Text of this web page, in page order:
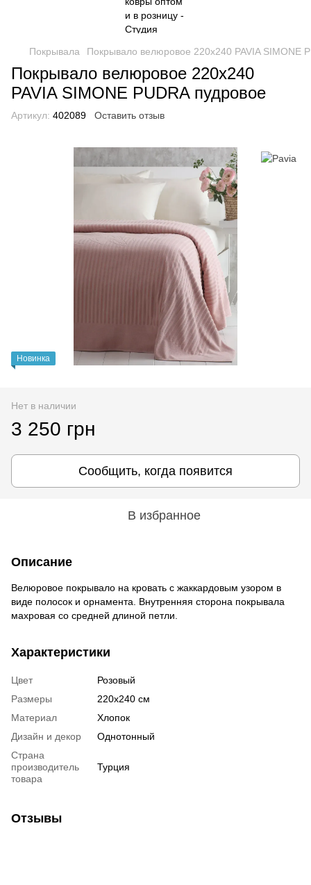
Покрывала Покрывало велюровое 220x240 PAVIA SIMONE
Покрывало велюровое 220x240
PAVIA SIMONE PUDRA пудровое
Артикул: 402089 Оставить отзыв
Новинка
Нет в наличии
3 250 грн
Сообщить, когда появится
В избранное
Описание
Велюровое покрывало на кровать с жаккардовым узором в
виде полосок и орнамента. Внутренняя сторона покрывала
махровая со средней длиной петли.
Характеристики
Цвет
Розовый
Размеры
220x240 см
Материал
Хлопок
Дизайн и декор
Однотонный
Страна
производитель
товара
Турция
Отзывы